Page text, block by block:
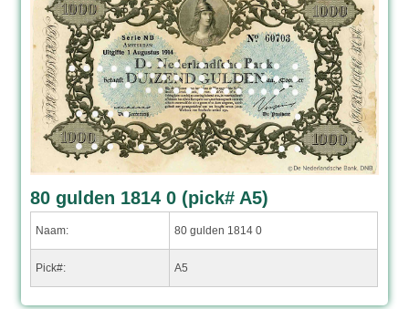
80 gulden 1814 0 (pick# A5)
Naam: 80 gulden 1814 0
Pick#: A5